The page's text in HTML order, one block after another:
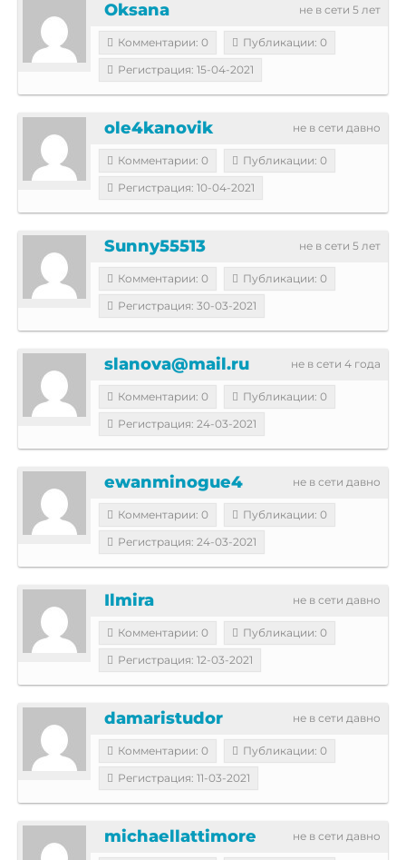
не в сети 5 лет
Oksana
Комментарии: 0
Публикации: 0
Регистрация: 15-04-2021
не в сети давно
ole4kanovik
Комментарии: 0
Публикации: 0
Регистрация: 10-04-2021
не в сети 5 лет
Sunny55513
Комментарии: 0
Публикации: 0
Регистрация: 30-03-2021
не в сети 4 года
slanova@mail.ru
Комментарии: 0
Публикации: 0
Регистрация: 24-03-2021
не в сети давно
ewanminogue4
Комментарии: 0
Публикации: 0
Регистрация: 24-03-2021
не в сети давно
Ilmira
Комментарии: 0
Публикации: 0
Регистрация: 12-03-2021
не в сети давно
damaristudor
Комментарии: 0
Публикации: 0
Регистрация: 11-03-2021
не в сети давно
michaellattimore